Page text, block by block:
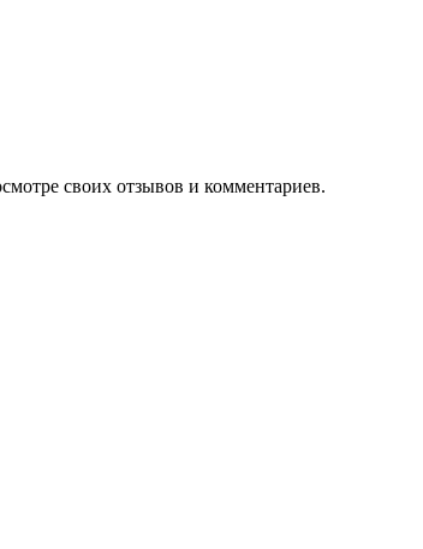
своих отзывов и комментариев.